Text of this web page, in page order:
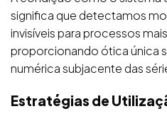
significa que detectamos
invisíveis para processos
proporcionando ótica única
numérica subjacente das
Estratégias de